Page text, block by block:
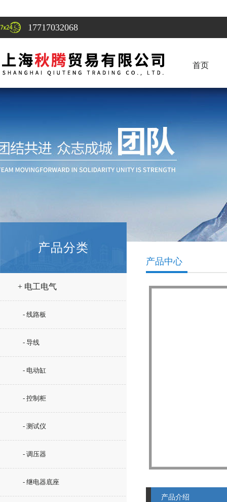
17717032068
首页
产品分类
+ 电工电气
- 线路板
- 导线
- 电动缸
- 控制柜
- 测试仪
- 调压器
- 继电器底座
产品中心
产品介绍